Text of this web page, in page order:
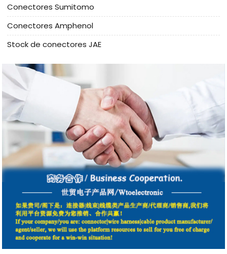
Conectores Sumitomo
Conectores Amphenol
Stock de conectores JAE